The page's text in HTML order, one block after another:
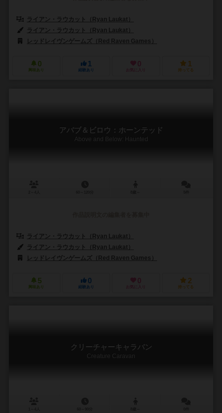
ライアン・ラウカット（Ryan Laukat）
ライアン・ラウカット（Ryan Laukat）
レッドレイヴンゲームズ（Red Raven Games）
0
興味あり
1
経験あり
0
お気に入り
1
持ってる
アバブ＆ビロウ：ホーンテッド
Above and Below: Haunted
ライアン・ラウカット（Ryan Laukat）
ライアン・ラウカット（Ryan Laukat）
レッドレイヴンゲームズ（Red Raven Games）
5
興味あり
0
経験あり
0
お気に入り
2
持ってる
クリーチャーキャラバン
Creature Caravan